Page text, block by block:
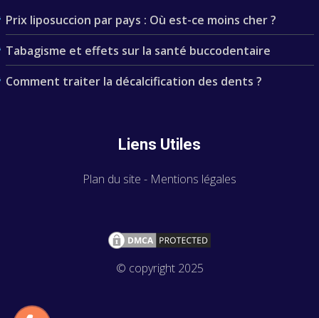
Prix liposuccion par pays : Où est-ce moins cher ?
Tabagisme et effets sur la santé buccodentaire
Comment traiter la décalcification des dents ?
Liens Utiles
Plan du site - Mentions légales
© copyright 2025